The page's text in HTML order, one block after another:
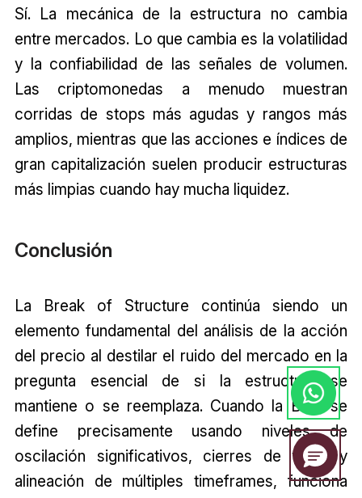
Sí. La mecánica de la estructura no cambia
entre mercados. Lo que cambia es la volatilidad
y la confiabilidad de las señales de volumen.
Las criptomonedas a menudo muestran
corridas de stops más agudas y rangos más
amplios, mientras que las acciones e índices de
gran capitalización suelen producir estructuras
más limpias cuando hay mucha liquidez.
Conclusión
La Break of Structure continúa siendo un
elemento fundamental del análisis de la acción
del precio al destilar el ruido del mercado en la
pregunta esencial de si la estructura se
mantiene o se reemplaza. Cuando la BOS se
define precisamente usando niveles de
oscilación significativos, cierres de velas y
alineación de múltiples timeframes, funciona